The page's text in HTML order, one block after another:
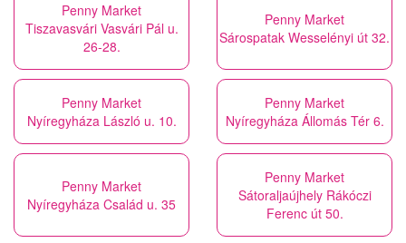
Penny Market
Tiszavasvári Vasvári Pál u.
26-28.
Penny Market
Sárospatak Wesselényi út 32.
Penny Market
Nyíregyháza László u. 10.
Penny Market
Nyíregyháza Állomás Tér 6.
Penny Market
Nyíregyháza Család u. 35
Penny Market
Sátoraljaújhely Rákóczi
Ferenc út 50.